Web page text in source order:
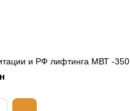
и РФ лифтинга МВТ -350